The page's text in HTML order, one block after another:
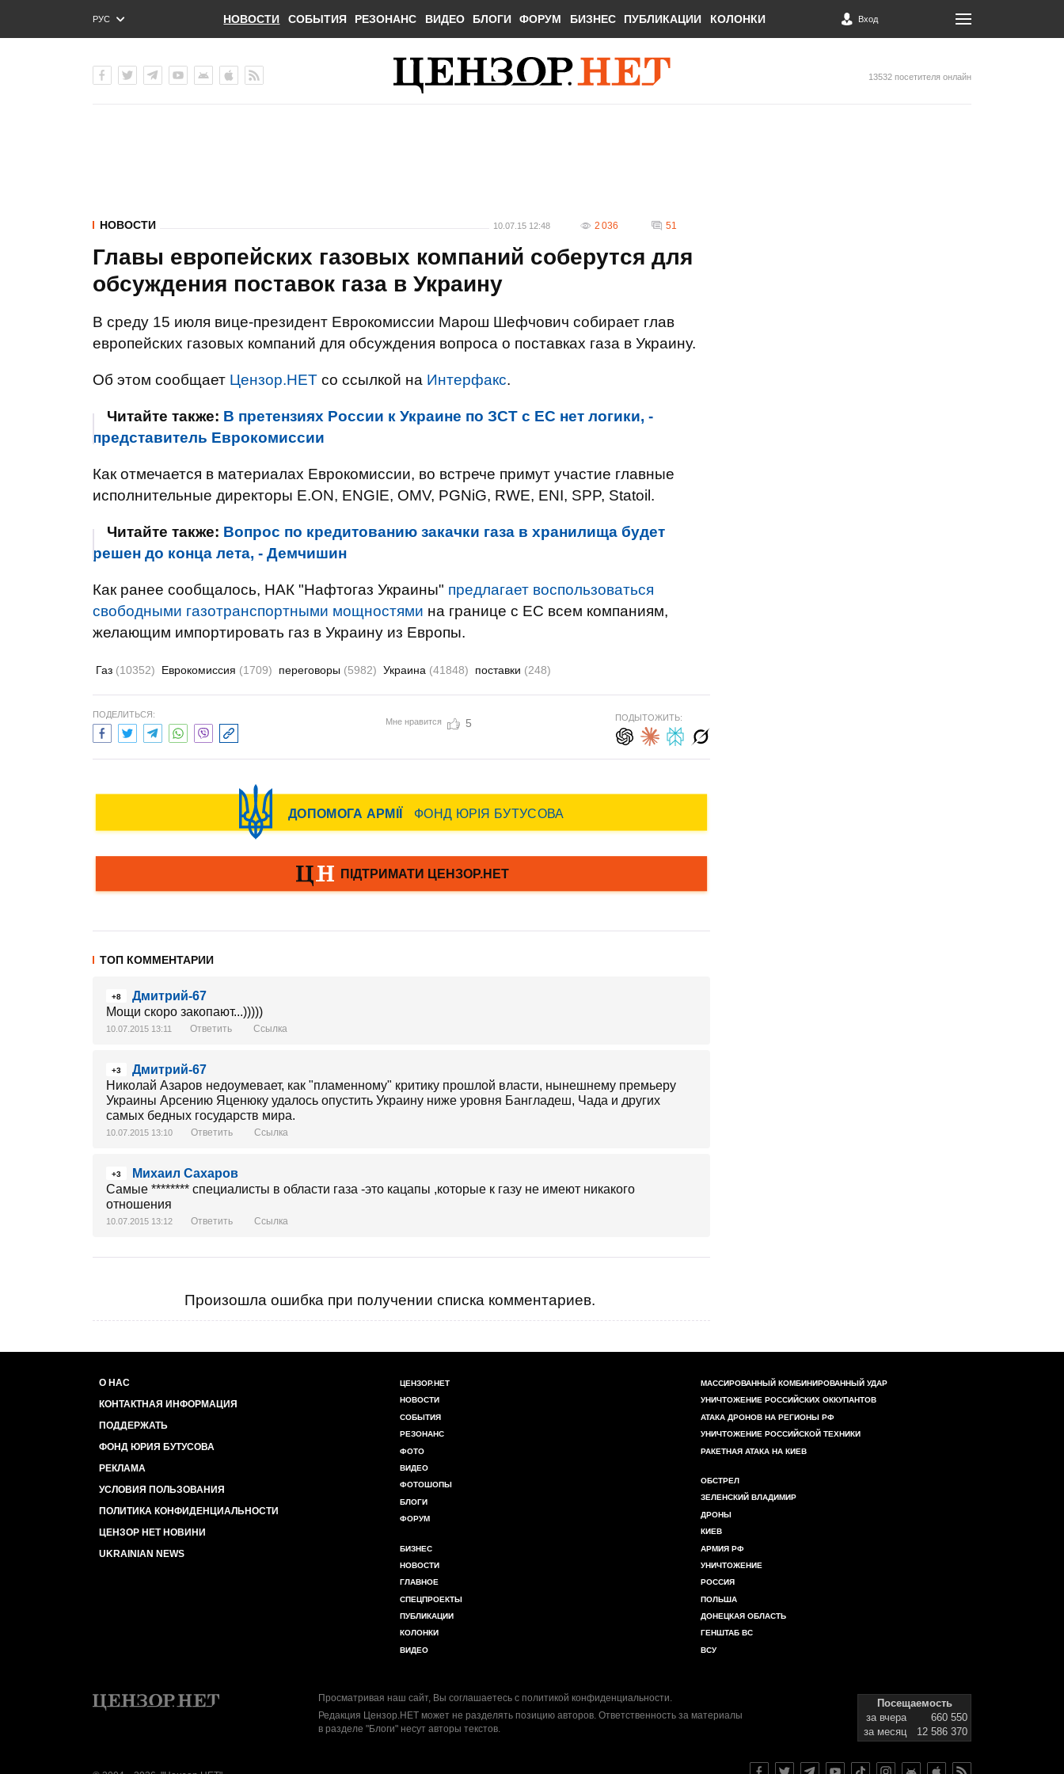
РУС
ENG
НОВОСТИ СОБЫТИЯ РЕЗОНАНС ВИДЕО БЛОГИ ФОРУМ БИЗНЕС ПУБЛИКАЦИИ КОЛОНКИ Вход
13532 посетителя онлайн
НОВОСТИ 10.07.15 12:48 2 036 51
Главы европейских газовых компаний соберутся для
обсуждения поставок газа в Украину
В среду 15 июля вице-президент Еврокомиссии Марош Шефчович собирает глав
европейских газовых компаний для обсуждения вопроса о поставках газа в Украину.
Об этом сообщает Цензор.НЕТ со ссылкой на Интерфакс.
Читайте также: В претензиях России к Украине по ЗСТ с ЕС нет логики, -
представитель Еврокомиссии
Как отмечается в материалах Еврокомиссии, во встрече примут участие главные
исполнительные директоры E.ON, ENGIE, OMV, PGNiG, RWE, ENI, SPP, Statoil.
Читайте также: Вопрос по кредитованию закачки газа в хранилища будет
решен до конца лета, - Демчишин
Как ранее сообщалось, НАК "Нафтогаз Украины" предлагает воспользоваться
свободными газотранспортными мощностями на границе с ЕС всем компаниям,
желающим импортировать газ в Украину из Европы.
Газ (10352) Еврокомиссия (1709) переговоры (5982) Украина (41848) поставки (248)
ПОДЕЛИТЬСЯ:
Мне нравится 5 ПОДЫТОЖИТЬ:
ТОП КОММЕНТАРИИ
+8
Дмитрий-67
Мощи скоро закопают...)))))
10.07.2015 13:11 Ответить Ссылка
+3
Дмитрий-67
Николай Азаров недоумевает, как "пламенному" критику прошлой власти, нынешнему премьеру
Украины Арсению Яценюку удалось опустить Украину ниже уровня Бангладеш, Чада и других
самых бедных государств мира.
10.07.2015 13:10 Ответить Ссылка
+3
Михаил Сахаров
Самые ******** специалисты в области газа -это кацапы ,которые к газу не имеют никакого
отношения
10.07.2015 13:12 Ответить Ссылка
Произошла ошибка при получении списка комментариев.
О НАС
КОНТАКТНАЯ ИНФОРМАЦИЯ
ПОДДЕРЖАТЬ
ФОНД ЮРИЯ БУТУСОВА
РЕКЛАМА
УСЛОВИЯ ПОЛЬЗОВАНИЯ
ПОЛИТИКА КОНФИДЕНЦИАЛЬНОСТИ
ЦЕНЗОР НЕТ НОВИНИ
UKRAINIAN NEWS
ЦЕНЗОР.НЕТ
НОВОСТИ
СОБЫТИЯ
РЕЗОНАНС
ФОТО
ВИДЕО
ФОТОШОПЫ
БЛОГИ
ФОРУМ
БИЗНЕС
НОВОСТИ
ГЛАВНОЕ
СПЕЦПРОЕКТЫ
ПУБЛИКАЦИИ
КОЛОНКИ
ВИДЕО
МАССИРОВАННЫЙ КОМБИНИРОВАННЫЙ УДАР
УНИЧТОЖЕНИЕ РОССИЙСКИХ ОККУПАНТОВ
АТАКА ДРОНОВ НА РЕГИОНЫ РФ
УНИЧТОЖЕНИЕ РОССИЙСКОЙ ТЕХНИКИ
РАКЕТНАЯ АТАКА НА КИЕВ
ОБСТРЕЛ
ЗЕЛЕНСКИЙ ВЛАДИМИР
ДРОНЫ
КИЕВ
АРМИЯ РФ
УНИЧТОЖЕНИЕ
РОССИЯ
ПОЛЬША
ДОНЕЦКАЯ ОБЛАСТЬ
ГЕНШТАБ ВС
ВСУ
Просматривая наш сайт, Вы соглашаетесь с политикой конфиденциальности.
Редакция Цензор.НЕТ может не разделять позицию авторов. Ответственность за материалы
в разделе "Блоги" несут авторы текстов.
Посещаемость
за вчера
660 550
за месяц
12 586 370